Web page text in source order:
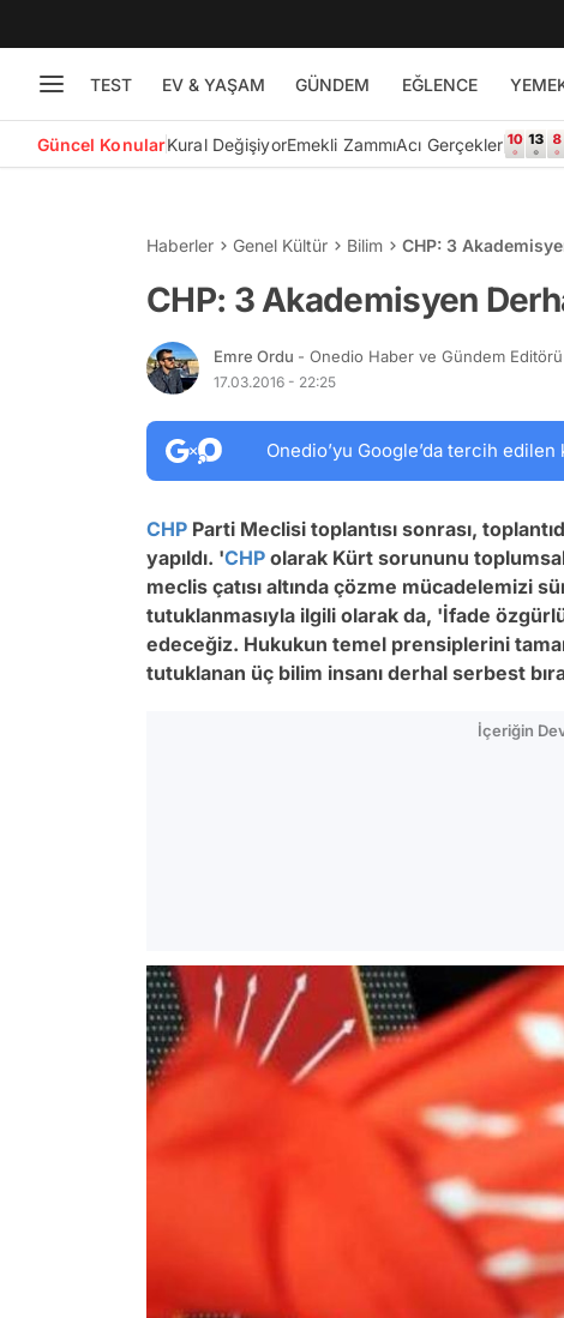
TEST EV & YAŞAM GÜNDEM EĞLENCE
Güncel KonularKural DeğişiyorEmekli ZammıAcı Gerçekler
Haberler Genel Kültür Bilim CHP: 3
CHP: 3 Akademisyen
Emre Ordu - Onedio Haber ve Gündem Editörü
17.03.2016 - 22:25
Onedio’yu Google’da tercih
CHP Parti Meclisi toplantısı sonrası,
yapıldı. 'CHP olarak Kürt sorununu
meclis çatısı altında çözme mücadelemizi
tutuklanmasıyla ilgili olarak da, 'İfade
edeceğiz. Hukukun temel prensiplerini
tutuklanan üç bilim insanı derhal serbest
İçeriğin